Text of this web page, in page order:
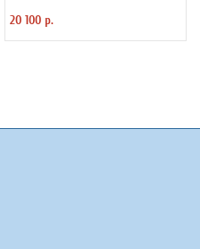
20 100 р.